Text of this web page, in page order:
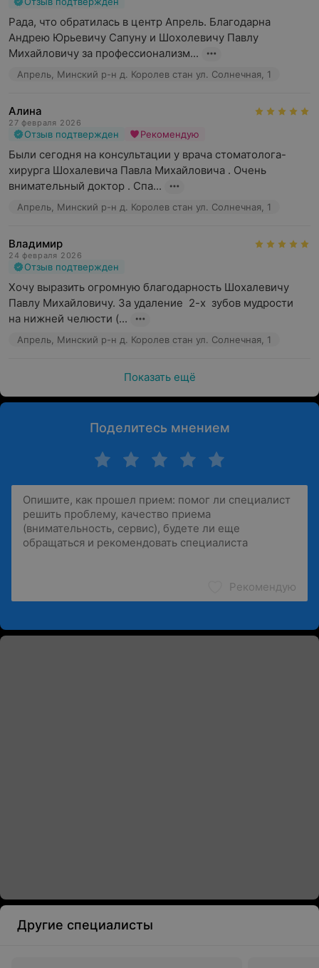
Рада, что обратилась в центр Апрель. Благодарна
Андрею Юрьевичу Сапуну и Шохолевичу Павлу
Михайловичу за профессионализм...
Апрель, Минский р-н д. Королев стан ул. Солнечная, 1
Алина
27 февраля 2026
Отзыв подтвержден Рекомендую
Были сегодня на консультации у врача стоматолога-
хирурга Шохалевича Павла Михайловича . Очень
внимательный доктор . Спа...
Апрель, Минский р-н д. Королев стан ул. Солнечная, 1
Владимир
24 февраля 2026
Отзыв подтвержден
Хочу выразить огромную благодарность Шохалевичу
Павлу Михайловичу. За удаление  2-х  зубов мудрости
на нижней челюсти (...
Апрель, Минский р-н д. Королев стан ул. Солнечная, 1
Показать ещё
Поделитесь мнением
Рекомендую
Другие специалисты